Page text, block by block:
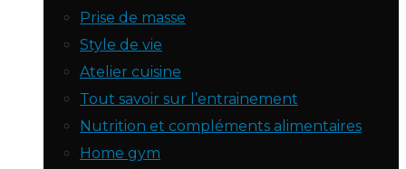
Prise de masse
Style de vie
Atelier cuisine
Tout savoir sur l’entrainement
Nutrition et compléments alimentaires
Home gym